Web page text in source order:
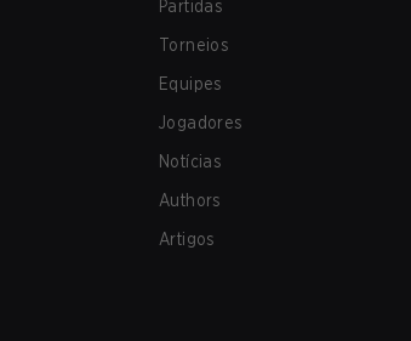
Partidas
Torneios
Equipes
Jogadores
Notícias
Authors
Artigos